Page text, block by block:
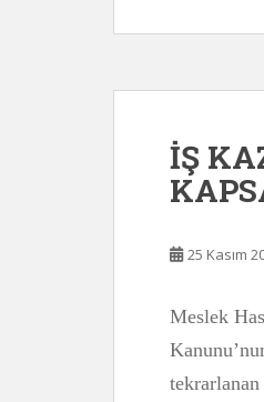
İŞ
25 Kasım
Meslek